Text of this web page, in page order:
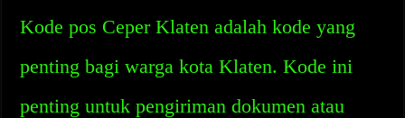
Kode pos Ceper Klaten adalah kode yang
penting bagi warga kota Klaten. Kode ini
penting untuk pengiriman dokumen atau